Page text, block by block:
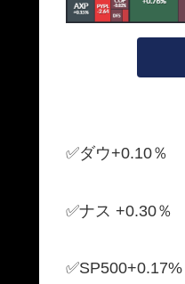
✅ダウ+0.10％
✅ナス +0.30％
✅SP500+0.17%